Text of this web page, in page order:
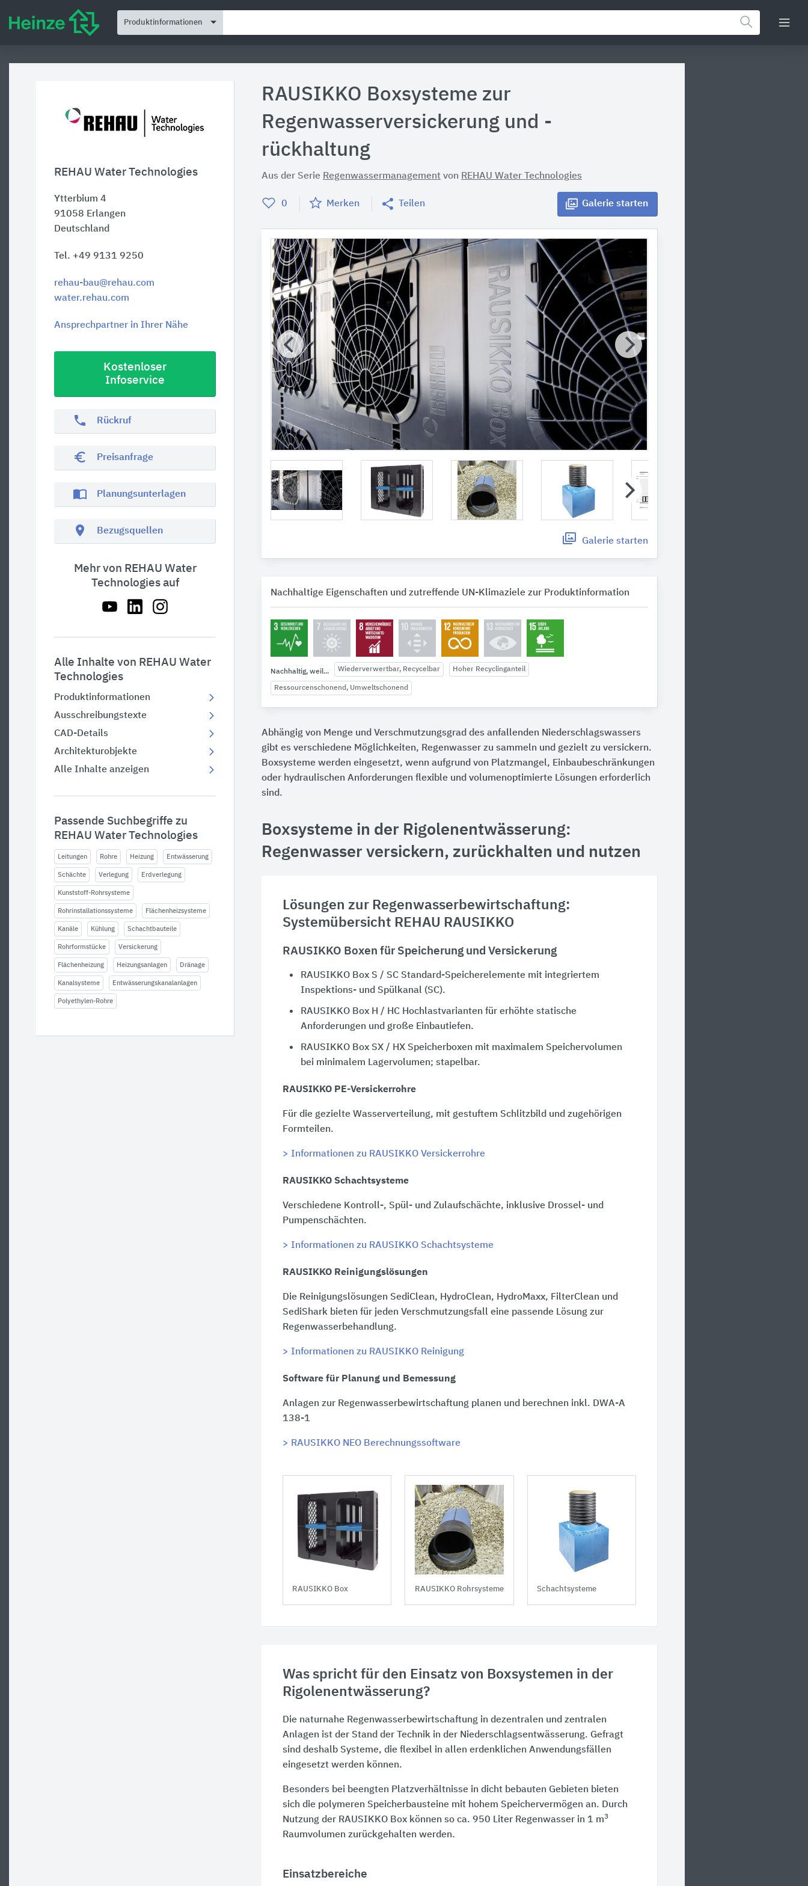
Produktinformationen
REHAU Water Technologies
Ytterbium 4
91058 Erlangen
Deutschland
Tel. +49 9131 9250
rehau-bau@rehau.com
water.rehau.com
Ansprechpartner in Ihrer Nähe
Kostenloser
Infoservice
phone Rückruf
euro_symbol Preisanfrage
import_contacts Planungsunterlagen
location_on Bezugsquellen
Mehr von REHAU Water
Technologies auf
Alle Inhalte von REHAU Water
Technologies
Produktinformationen
Ausschreibungstexte
CAD-Details
Architekturobjekte
Alle Inhalte anzeigen
Passende Suchbegriffe zu
REHAU Water Technologies
Leitungen Rohre Heizung Entwässerung
Schächte Verlegung Erdverlegung
Kunststoff-Rohrsysteme
Rohrinstallationssysteme Flächenheizsysteme
Kanäle Kühlung Schachtbauteile
Rohrformstücke Versickerung
Flächenheizung Heizungsanlagen Dränage
Kanalsysteme Entwässerungskanalanlagen
Polyethylen-Rohre
RAUSIKKO Boxsysteme zur
Regenwasserversickerung und -
rückhaltung
Aus der Serie Regenwassermanagement von REHAU Water Technologies
0 Merken Teilen Galerie starten
Galerie starten
Nachhaltige Eigenschaften und zutreffende UN-Klimaziele zur Produktinformation
Nachhaltig, weil... Wiederverwertbar, Recycelbar Hoher Recyclinganteil
Ressourcenschonend, Umweltschonend
Abhängig von Menge und Verschmutzungsgrad des anfallenden Niederschlagswassers
gibt es verschiedene Möglichkeiten, Regenwasser zu sammeln und gezielt zu versickern.
Boxsysteme werden eingesetzt, wenn aufgrund von Platzmangel, Einbaubeschränkungen
oder hydraulischen Anforderungen flexible und volumenoptimierte Lösungen erforderlich
sind.
Boxsysteme in der Rigolenentwässerung:
Regenwasser versickern, zurückhalten und nutzen
Lösungen zur Regenwasserbewirtschaftung:
Systemübersicht REHAU RAUSIKKO
RAUSIKKO Boxen für Speicherung und Versickerung
RAUSIKKO Box S / SC Standard-Speicherelemente mit integriertem
Inspektions- und Spülkanal (SC).
RAUSIKKO Box H / HC Hochlastvarianten für erhöhte statische
Anforderungen und große Einbautiefen.
RAUSIKKO Box SX / HX Speicherboxen mit maximalem Speichervolumen
bei minimalem Lagervolumen; stapelbar.
RAUSIKKO PE-Versickerrohre
Für die gezielte Wasserverteilung, mit gestuftem Schlitzbild und zugehörigen
Formteilen.
> Informationen zu RAUSIKKO Versickerrohre
RAUSIKKO Schachtsysteme
Verschiedene Kontroll-, Spül- und Zulaufschächte, inklusive Drossel- und
Pumpenschächten.
> Informationen zu RAUSIKKO Schachtsysteme
RAUSIKKO Reinigungslösungen
Die Reinigungslösungen SediClean, HydroClean, HydroMaxx, FilterClean und
SediShark bieten für jeden Verschmutzungsfall eine passende Lösung zur
Regenwasserbehandlung.
> Informationen zu RAUSIKKO Reinigung
Software für Planung und Bemessung
Anlagen zur Regenwasserbewirtschaftung planen und berechnen inkl. DWA-A
138-1
> RAUSIKKO NEO Berechnungssoftware
RAUSIKKO Box RAUSIKKO Rohrsysteme Schachtsysteme
Was spricht für den Einsatz von Boxsystemen in der
Rigolenentwässerung?
Die naturnahe Regenwasserbewirtschaftung in dezentralen und zentralen
Anlagen ist der Stand der Technik in der Niederschlagsentwässerung. Gefragt
sind deshalb Systeme, die flexibel in allen erdenklichen Anwendungsfällen
eingesetzt werden können.
Besonders bei beengten Platzverhältnisse in dicht bebauten Gebieten bieten
sich die polymeren Speicherbausteine mit hohem Speichervermögen an. Durch
Nutzung der RAUSIKKO Boxkönnen so ca. 950 LiterRegenwasser in 1 m3
Raumvolumen zurückgehalten werden.
Einsatzbereiche